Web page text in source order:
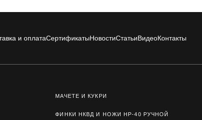
и оплатаСертификатыНовостиСтатьиВидеоКонтакты
МАЧЕТЕ И КУКРИ
ФИНКИ НКВД И НОЖИ НР-40 РУЧНОЙ